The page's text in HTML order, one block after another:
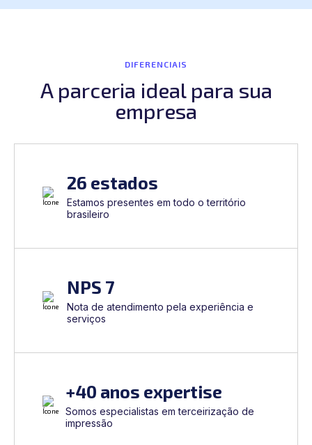
Tenha acesso a equipamentos com tecnologia de
DIFERENCIAIS
A parceria ideal para sua
empresa
26 estados
Estamos presentes em todo o território
brasileiro
NPS 7
Nota de atendimento pela experiência e
serviços
+40 anos expertise
Somos especialistas em terceirização de
impressão